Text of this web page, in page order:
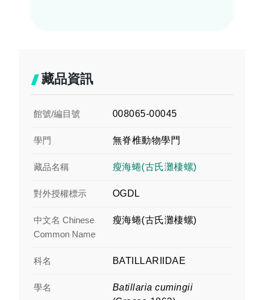
藏品資訊
館號/編目號 008065-00045
學門 無脊椎動物學門
藏品名稱 瘦海蜷(古氏灘棲螺)
對外授權標示 OGDL
中文名 Chinese
Common Name
瘦海蜷(古氏灘棲螺)
科名 BATILLARIIDAE
學名
Batillaria cumingii